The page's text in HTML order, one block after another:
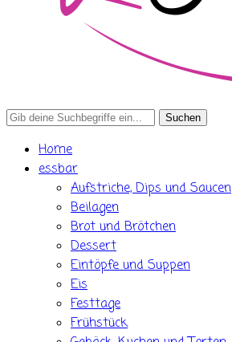
Search
Home
essbar
Aufstriche, Dips und Saucen
Beilagen
Brot und Brötchen
Dessert
Eintöpfe und Suppen
Eis
Festtage
Frühstück